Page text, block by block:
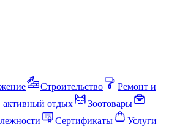
Строительство
Ремонт и
активный отдых
Зоотовары
Сертификаты
Услуги